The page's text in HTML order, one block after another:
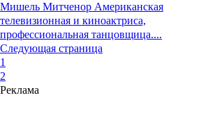
Мишель Митченор Американская
телевизионная и киноактриса,
профессиональная танцовщица....
Следующая страница
1
2
Реклама